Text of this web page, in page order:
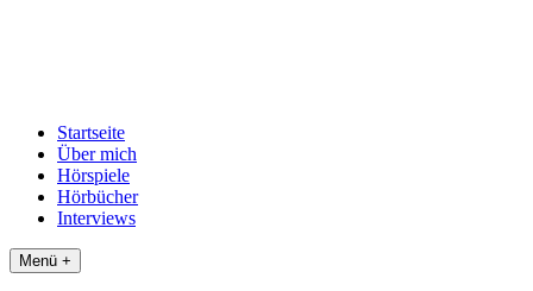
Startseite
Über mich
Hörspiele
Hörbücher
Interviews
Menü +